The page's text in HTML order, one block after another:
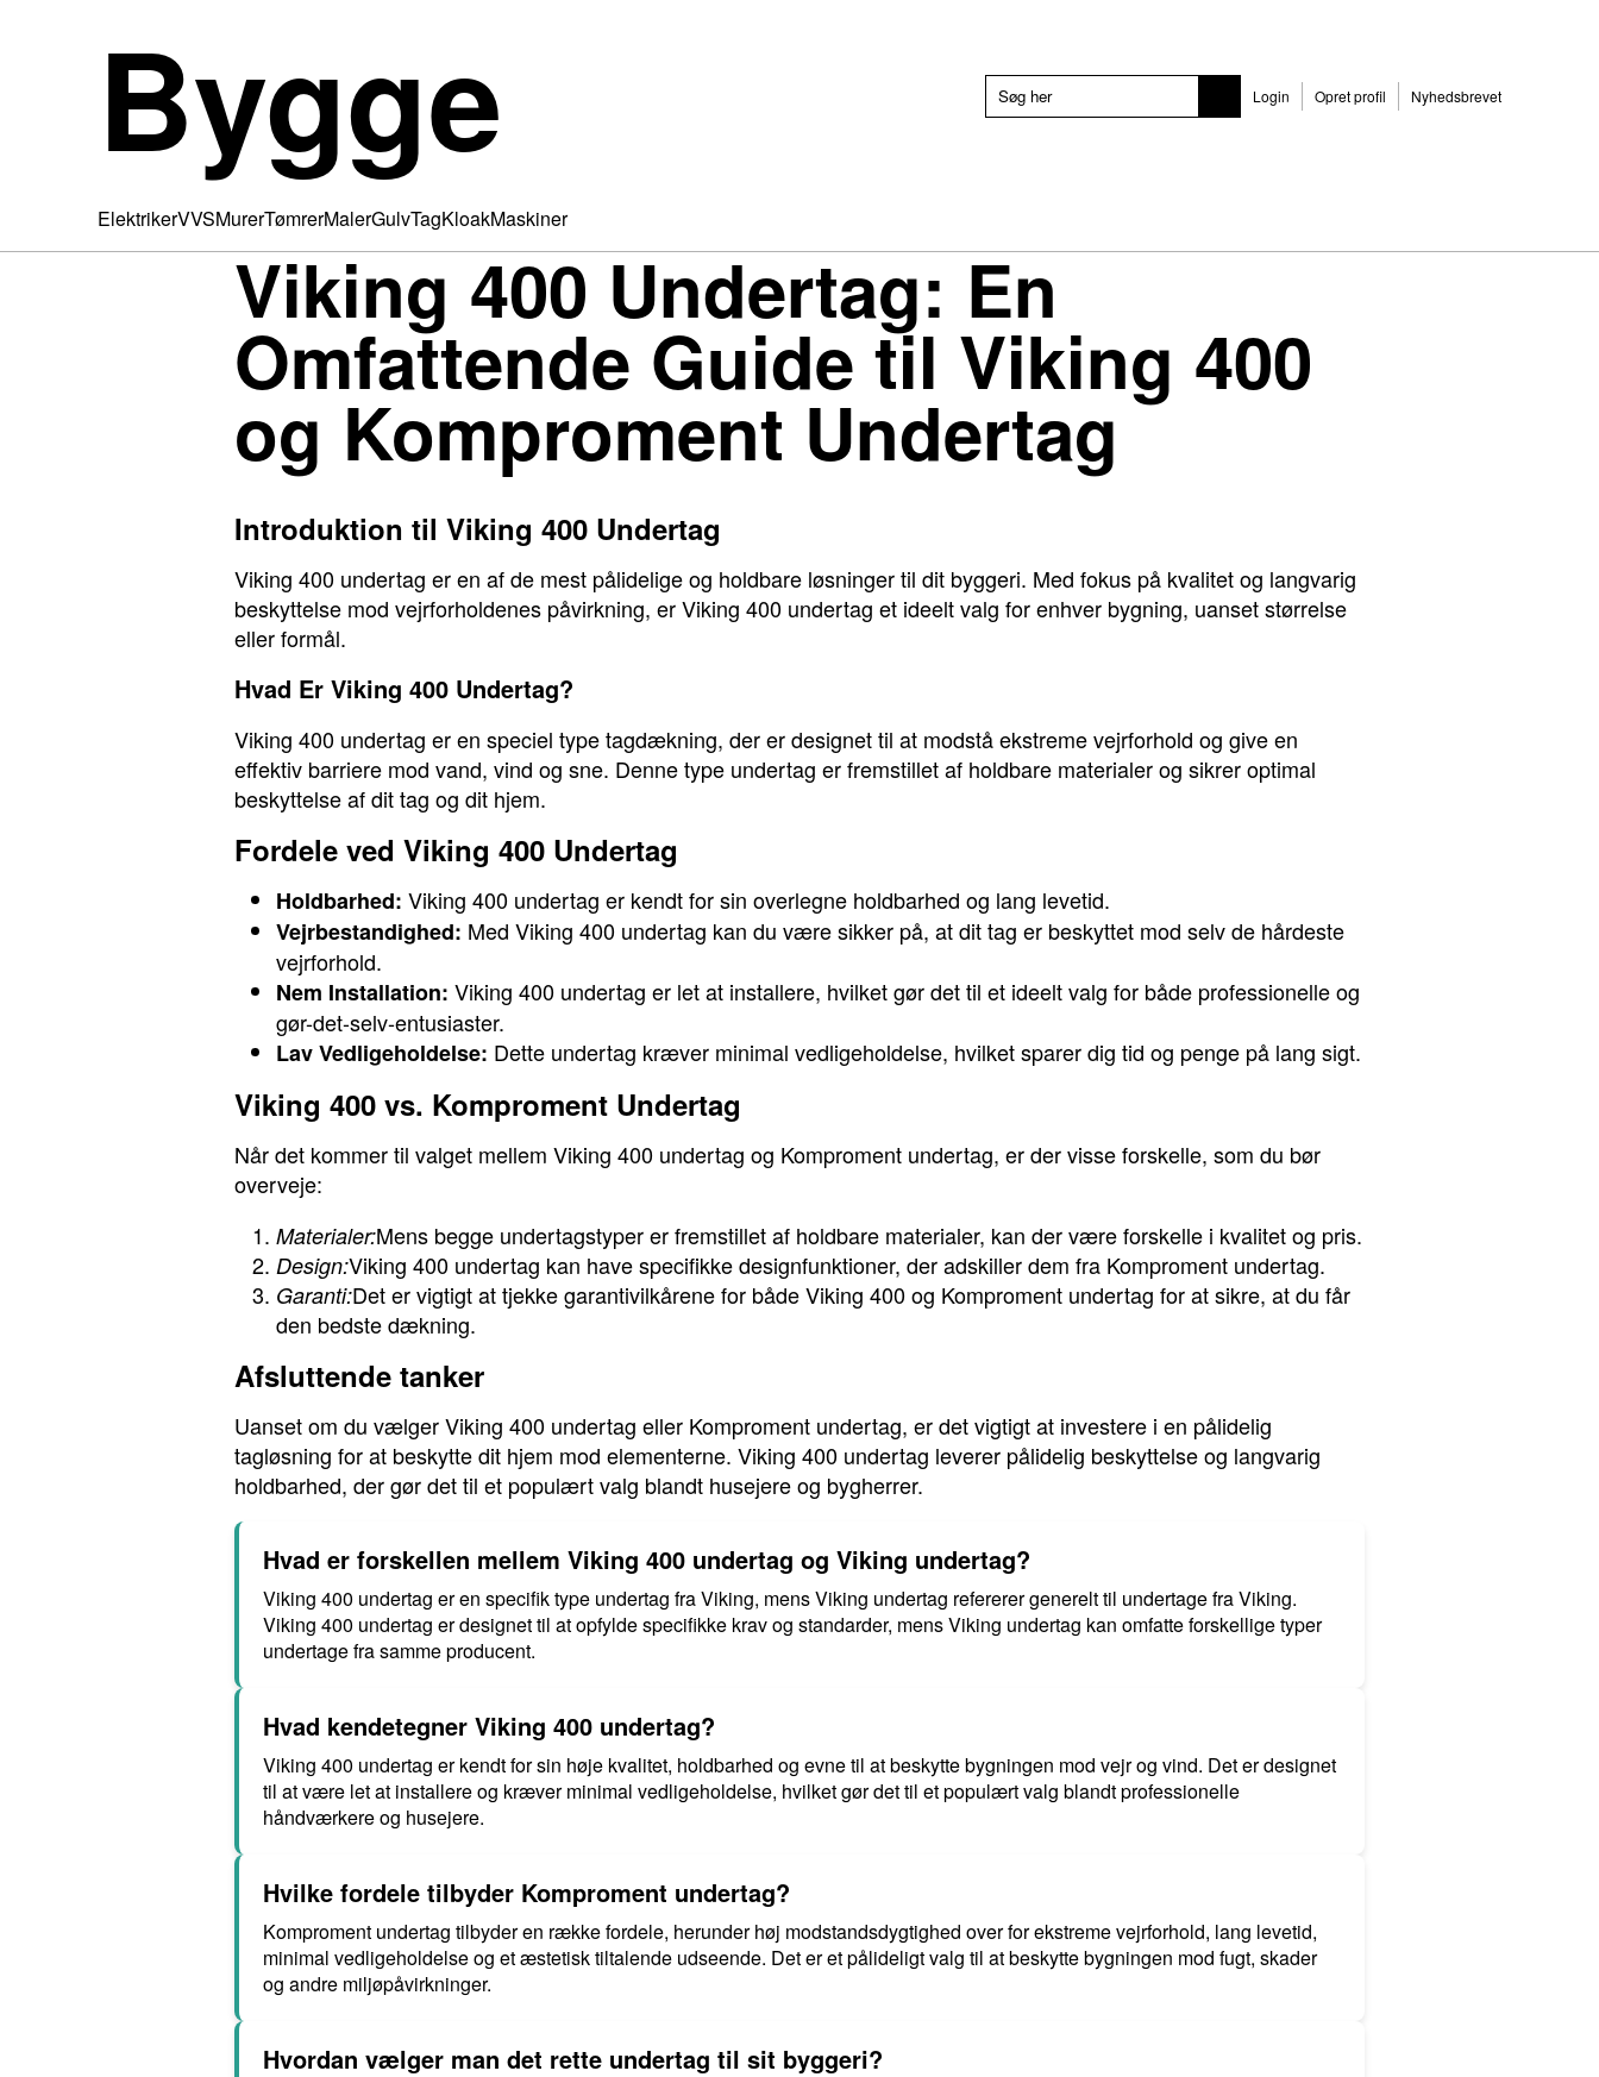
Bygge Login Opret profil Nyhedsbrevet
ElektrikerVVSMurerTømrerMalerGulvTagKloakMaskiner
Viking 400 Undertag: En
Omfattende Guide til Viking 400
og Komproment Undertag
Introduktion til Viking 400 Undertag
Viking 400 undertag er en af de mest pålidelige og holdbare løsninger til dit byggeri. Med fokus på kvalitet og langvarig
beskyttelse mod vejrforholdenes påvirkning, er Viking 400 undertag et ideelt valg for enhver bygning, uanset størrelse
eller formål.
Hvad Er Viking 400 Undertag?
Viking 400 undertag er en speciel type tagdækning, der er designet til at modstå ekstreme vejrforhold og give en
effektiv barriere mod vand, vind og sne. Denne type undertag er fremstillet af holdbare materialer og sikrer optimal
beskyttelse af dit tag og dit hjem.
Fordele ved Viking 400 Undertag
Holdbarhed: Viking 400 undertag er kendt for sin overlegne holdbarhed og lang levetid.
Vejrbestandighed: Med Viking 400 undertag kan du være sikker på, at dit tag er beskyttet mod selv de hårdeste
vejrforhold.
Nem Installation: Viking 400 undertag er let at installere, hvilket gør det til et ideelt valg for både professionelle og
gør-det-selv-entusiaster.
Lav Vedligeholdelse: Dette undertag kræver minimal vedligeholdelse, hvilket sparer dig tid og penge på lang sigt.
Viking 400 vs. Komproment Undertag
Når det kommer til valget mellem Viking 400 undertag og Komproment undertag, er der visse forskelle, som du bør
overveje:
Materialer:Mens begge undertagstyper er fremstillet af holdbare materialer, kan der være forskelle i kvalitet og pris.
Design:Viking 400 undertag kan have specifikke designfunktioner, der adskiller dem fra Komproment undertag.
Garanti:Det er vigtigt at tjekke garantivilkårene for både Viking 400 og Komproment undertag for at sikre, at du får
den bedste dækning.
Afsluttende tanker
Uanset om du vælger Viking 400 undertag eller Komproment undertag, er det vigtigt at investere i en pålidelig
tagløsning for at beskytte dit hjem mod elementerne. Viking 400 undertag leverer pålidelig beskyttelse og langvarig
holdbarhed, der gør det til et populært valg blandt husejere og bygherrer.
Hvad er forskellen mellem Viking 400 undertag og Viking undertag?
Viking 400 undertag er en specifik type undertag fra Viking, mens Viking undertag refererer generelt til undertage fra Viking.
Viking 400 undertag er designet til at opfylde specifikke krav og standarder, mens Viking undertag kan omfatte forskellige typer
undertage fra samme producent.
Hvad kendetegner Viking 400 undertag?
Viking 400 undertag er kendt for sin høje kvalitet, holdbarhed og evne til at beskytte bygningen mod vejr og vind. Det er designet
til at være let at installere og kræver minimal vedligeholdelse, hvilket gør det til et populært valg blandt professionelle
håndværkere og husejere.
Hvilke fordele tilbyder Komproment undertag?
Komproment undertag tilbyder en række fordele, herunder høj modstandsdygtighed over for ekstreme vejrforhold, lang levetid,
minimal vedligeholdelse og et æstetisk tiltalende udseende. Det er et pålideligt valg til at beskytte bygningen mod fugt, skader
og andre miljøpåvirkninger.
Hvordan vælger man det rette undertag til sit byggeri?